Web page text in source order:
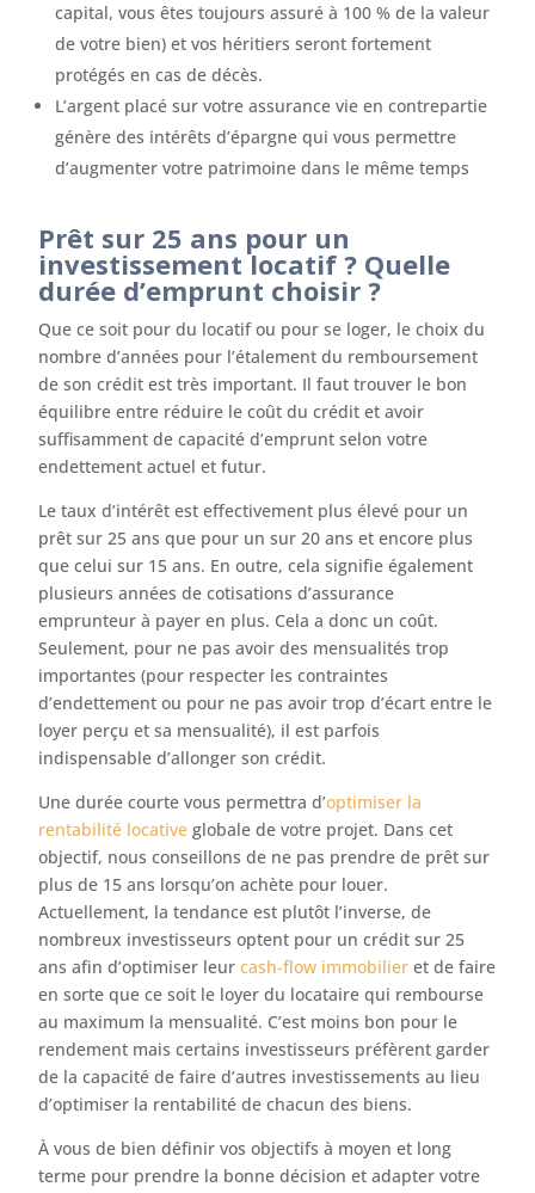
capital, vous êtes toujours assuré à 100 % de la valeur
de votre bien) et vos héritiers seront fortement
protégés en cas de décès.
L’argent placé sur votre assurance vie en contrepartie
génère des intérêts d’épargne qui vous permettre
d’augmenter votre patrimoine dans le même temps
Prêt sur 25 ans pour un
investissement locatif ? Quelle
durée d’emprunt choisir ?
Que ce soit pour du locatif ou pour se loger, le choix du
nombre d’années pour l’étalement du remboursement
de son crédit est très important. Il faut trouver le bon
équilibre entre réduire le coût du crédit et avoir
suffisamment de capacité d’emprunt selon votre
endettement actuel et futur.
Le taux d’intérêt est effectivement plus élevé pour un
prêt sur 25 ans que pour un sur 20 ans et encore plus
que celui sur 15 ans. En outre, cela signifie également
plusieurs années de cotisations d’assurance
emprunteur à payer en plus. Cela a donc un coût.
Seulement, pour ne pas avoir des mensualités trop
importantes (pour respecter les contraintes
d’endettement ou pour ne pas avoir trop d’écart entre le
loyer perçu et sa mensualité), il est parfois
indispensable d’allonger son crédit.
Une durée courte vous permettra d’optimiser la
rentabilité locative globale de votre projet. Dans cet
objectif, nous conseillons de ne pas prendre de prêt sur
plus de 15 ans lorsqu’on achète pour louer.
Actuellement, la tendance est plutôt l’inverse, de
nombreux investisseurs optent pour un crédit sur 25
ans afin d’optimiser leurcash-flow immobilier et de faire
en sorte que ce soit le loyer du locataire qui rembourse
au maximum la mensualité. C’est moins bon pour le
rendement mais certains investisseurs préfèrent garder
de la capacité de faire d’autres investissements au lieu
d’optimiser la rentabilité de chacun des biens.
À vous de bien définir vos objectifs à moyen et long
terme pour prendre la bonne décision et adapter votre